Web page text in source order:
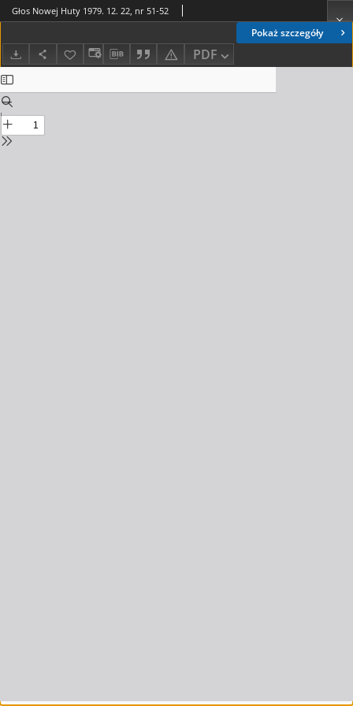
Pokaż szczegóły
PDF
Głos Nowej Huty 1979. 12. 22, nr 51-52